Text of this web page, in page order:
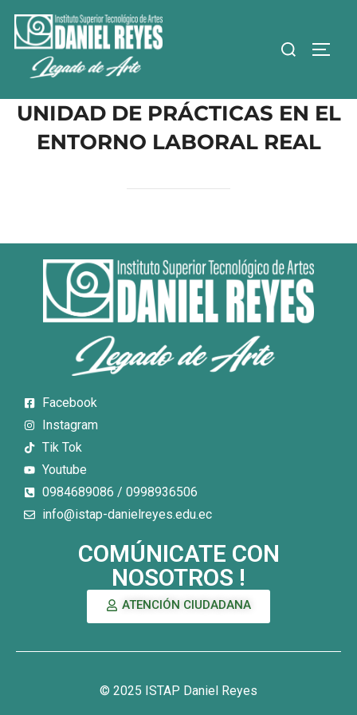
UNIDAD DE PRÁCTICAS EN EL
ENTORNO LABORAL REAL
Facebook
Instagram
Tik Tok
Youtube
0984689086 / 0998936506
info@istap-danielreyes.edu.ec
COMÚNICATE CON
NOSOTROS !
ATENCIÓN CIUDADANA
© 2025 ISTAP Daniel Reyes